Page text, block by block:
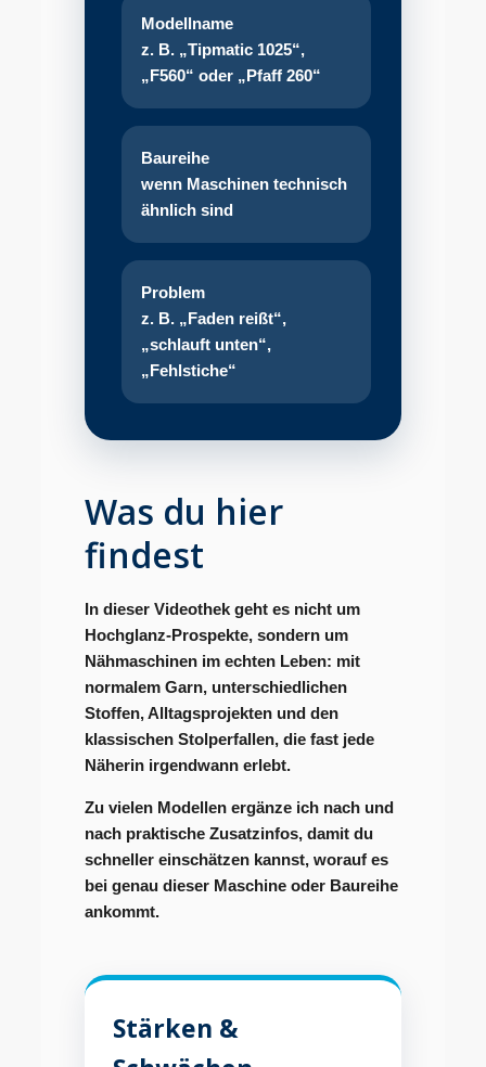
Modellname
z. B. „Tipmatic 1025“,
„F560“ oder „Pfaff 260“
Baureihe
wenn Maschinen technisch
ähnlich sind
Problem
z. B. „Faden reißt“,
„schlauft unten“,
„Fehlstiche“
Was du hier
findest
In dieser Videothek geht es nicht um
Hochglanz-Prospekte, sondern um
Nähmaschinen im echten Leben: mit
normalem Garn, unterschiedlichen
Stoffen, Alltagsprojekten und den
klassischen Stolperfallen, die fast jede
Näherin irgendwann erlebt.
Zu vielen Modellen ergänze ich nach und
nach praktische Zusatzinfos, damit du
schneller einschätzen kannst, worauf es
bei genau dieser Maschine oder Baureihe
ankommt.
Stärken &